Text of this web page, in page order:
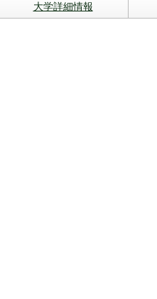
大学詳細情報